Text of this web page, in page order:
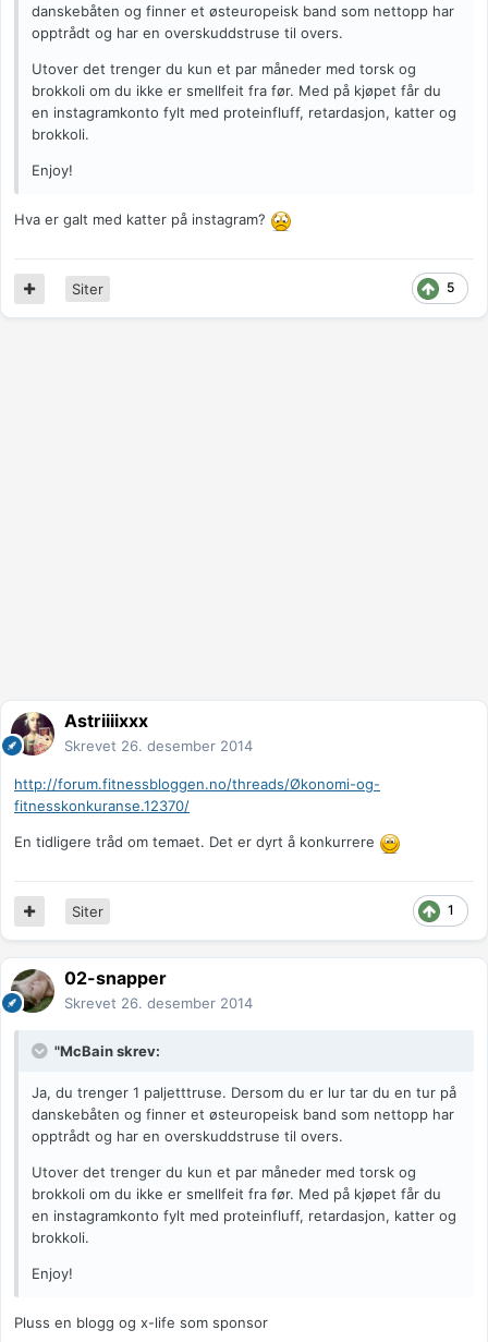
danskebåten og finner et østeuropeisk band som nettopp har
opptrådt og har en overskuddstruse til overs.
Utover det trenger du kun et par måneder med torsk og
brokkoli om du ikke er smellfeit fra før. Med på kjøpet får du
en instagramkonto fylt med proteinfluff, retardasjon, katter og
brokkoli.
Enjoy!
Hva er galt med katter på instagram?
5
Siter
Astriiiixxx
Skrevet 26. desember 2014
http://forum.fitnessbloggen.no/threads/Økonomi-og-
fitnesskonkuranse.12370/
En tidligere tråd om temaet. Det er dyrt å konkurrere
1
Siter
02-snapper
Skrevet 26. desember 2014
"McBain skrev:
Ja, du trenger 1 paljetttruse. Dersom du er lur tar du en tur på
danskebåten og finner et østeuropeisk band som nettopp har
opptrådt og har en overskuddstruse til overs.
Utover det trenger du kun et par måneder med torsk og
brokkoli om du ikke er smellfeit fra før. Med på kjøpet får du
en instagramkonto fylt med proteinfluff, retardasjon, katter og
brokkoli.
Enjoy!
Pluss en blogg og x-life som sponsor